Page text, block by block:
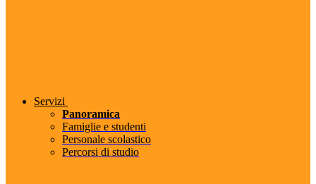
Servizi
Panoramica
Famiglie e studenti
Personale scolastico
Percorsi di studio